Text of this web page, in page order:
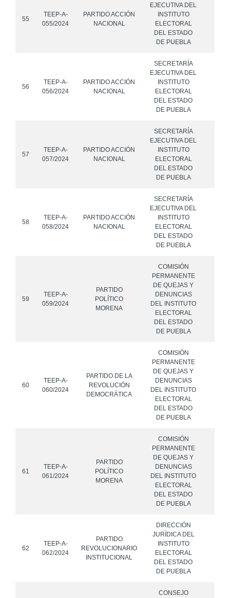
55
TEEP-A-
055/2024
PARTIDO ACCIÓN
NACIONAL
EJECUTIVA DEL
INSTITUTO
ELECTORAL
DEL ESTADO
DE PUEBLA
56
TEEP-A-
056/2024
PARTIDO ACCIÓN
NACIONAL
SECRETARÍA
EJECUTIVA DEL
INSTITUTO
ELECTORAL
DEL ESTADO
DE PUEBLA
57
TEEP-A-
057/2024
PARTIDO ACCIÓN
NACIONAL
SECRETARÍA
EJECUTIVA DEL
INSTITUTO
ELECTORAL
DEL ESTADO
DE PUEBLA
58
TEEP-A-
058/2024
PARTIDO ACCIÓN
NACIONAL
SECRETARÍA
EJECUTIVA DEL
INSTITUTO
ELECTORAL
DEL ESTADO
DE PUEBLA
59
TEEP-A-
059/2024
PARTIDO
POLÍTICO
MORENA
COMISIÓN
PERMANENTE
DE QUEJAS Y
DENUNCIAS
DEL INSTITUTO
ELECTORAL
DEL ESTADO
DE PUEBLA
60
TEEP-A-
060/2024
PARTIDO DE LA
REVOLUCIÓN
DEMOCRÁTICA
COMISIÓN
PERMANENTE
DE QUEJAS Y
DENUNCIAS
DEL INSTITUTO
ELECTORAL
DEL ESTADO
DE PUEBLA
61
TEEP-A-
061/2024
PARTIDO
POLÍTICO
MORENA
COMISIÓN
PERMANENTE
DE QUEJAS Y
DENUNCIAS
DEL INSTITUTO
ELECTORAL
DEL ESTADO
DE PUEBLA
62
TEEP-A-
062/2024
PARTIDO
REVOLUCIONARIO
INSTITUCIONAL
DIRECCIÓN
JURÍDICA DEL
INSTITUTO
ELECTORAL
DEL ESTADO
DE PUEBLA
CONSEJO